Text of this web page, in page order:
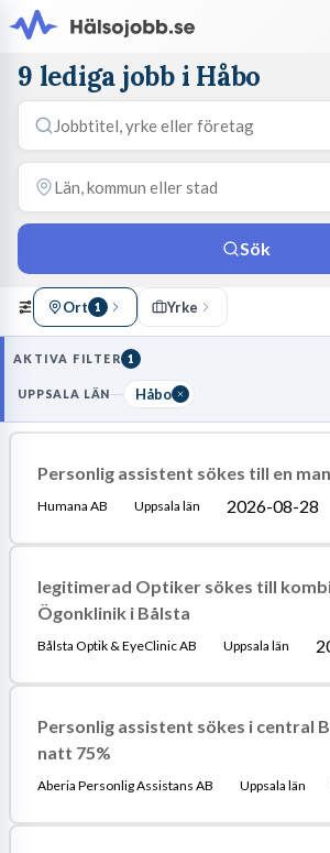
9 lediga jobb i Håbo
Sök
Ort 1 Yrke
AKTIVA FILTER 1
UPPSALA LÄN Håbo
Personlig assistent sökes till en
Humana AB Uppsala län 2026-08-28
legitimerad Optiker sökes till
Ögonklinik i Bålsta
Bålsta Optik & EyeClinic AB Uppsala län
Personlig assistent sökes i central
natt 75%
Aberia Personlig Assistans AB Uppsala län